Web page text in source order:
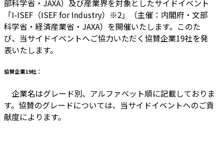
部科学省・JAXA）及び産業界を対象としたサイドイベント
「I-ISEF（ISEF for Industry）※2」（主催：内閣府・文部
科学省・経済産業省・JAXA）を開催いたします。このた
び、当サイドイベントへご協力いただく協賛企業19社を発
表いたします。
協賛企業19社：
企業名はグレード別、アルファベット順に記載しておりま
す。協賛のグレードについては、当サイドイベントへのご貢
献度によります。